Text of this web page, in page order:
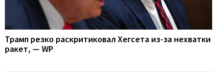
Трамп резко раскритиковал Хегсета из-за нехватки
ракет, — WP